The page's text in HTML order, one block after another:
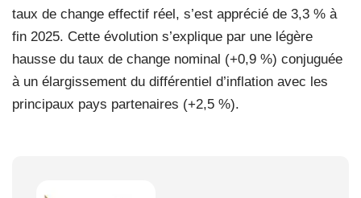
taux de change effectif réel, s’est apprécié de 3,3 % à
fin 2025. Cette évolution s’explique par une légère
hausse du taux de change nominal (+0,9 %) conjuguée
à un élargissement du différentiel d’inflation avec les
principaux pays partenaires (+2,5 %).